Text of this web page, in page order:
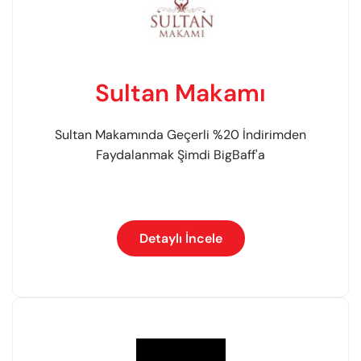
Sultan Makamı
Sultan Makamında Geçerli %20 İndirimden
Faydalanmak Şimdi BigBaff'a
Detaylı İncele